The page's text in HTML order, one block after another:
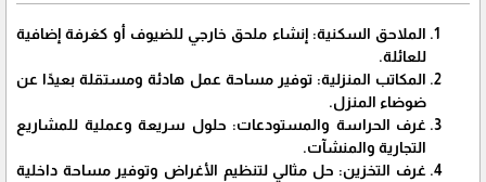
​الملاحق السكنية: إنشاء ملحق خارجي للضيوف أو كغرفة إضافية
للعائلة.
​المكاتب المنزلية: توفير مساحة عمل هادئة ومستقلة بعيدًا عن
ضوضاء المنزل.
​غرف الحراسة والمستودعات: حلول سريعة وعملية للمشاريع
التجارية والمنشآت.
​غرف التخزين: حل مثالي لتنظيم الأغراض وتوفير مساحة داخلية